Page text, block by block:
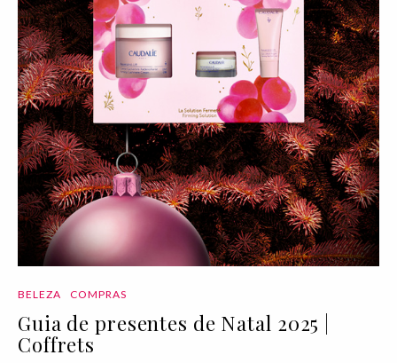
BELEZA COMPRAS
Guia de presentes de Natal 2025 |
Coffrets